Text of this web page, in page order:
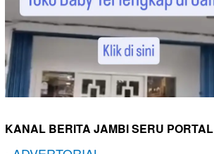
KANAL BERITA JAMBI SERU PORTAL